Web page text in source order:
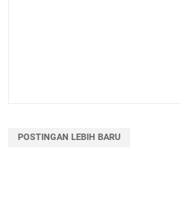
POSTINGAN LEBIH BARU